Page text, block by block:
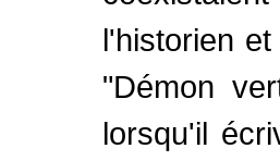
l'historien
"Démon
lorsqu'il